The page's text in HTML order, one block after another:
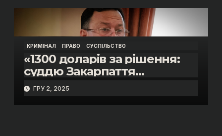
КРИМІНАЛ ПРАВО СУСПІЛЬСТВО
«1300 доларів за рішення:
суддю Закарпаття
затримано на гарячому»
ГРУ 2, 2025